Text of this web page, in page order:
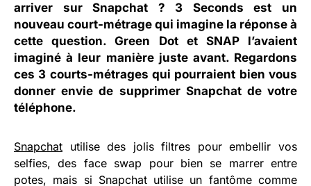
arriver sur Snapchat ? 3 Seconds est un
nouveau court-métrage qui imagine la réponse à
cette question. Green Dot et SNAP l’avaient
imaginé à leur manière juste avant. Regardons
ces 3 courts-métrages qui pourraient bien vous
donner envie de supprimer Snapchat de votre
téléphone.
Snapchat utilise des jolis filtres pour embellir vos
selfies, des face swap pour bien se marrer entre
potes, mais si Snapchat utilise un fantôme comme